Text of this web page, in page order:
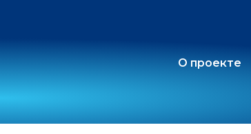
О проекте